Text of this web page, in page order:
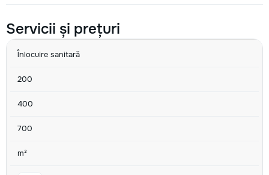
Servicii și prețuri
SERVICIU MIN
Înlocuire sanitară
200
400
700
m²